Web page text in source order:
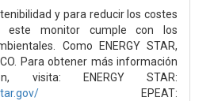
y para reducir los costes
este monitor cumple con los
Como ENERGY STAR,
Para obtener más información
visita: ENERGY STAR:
EPEAT: